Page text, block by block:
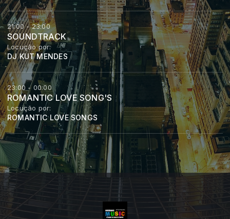
21:00 - 23:00
SOUNDTRACK
Locução por:
DJ KUT MENDES
23:00 - 00:00
ROMANTIC LOVE SONG'S
Locução por:
ROMANTIC LOVE SONGS